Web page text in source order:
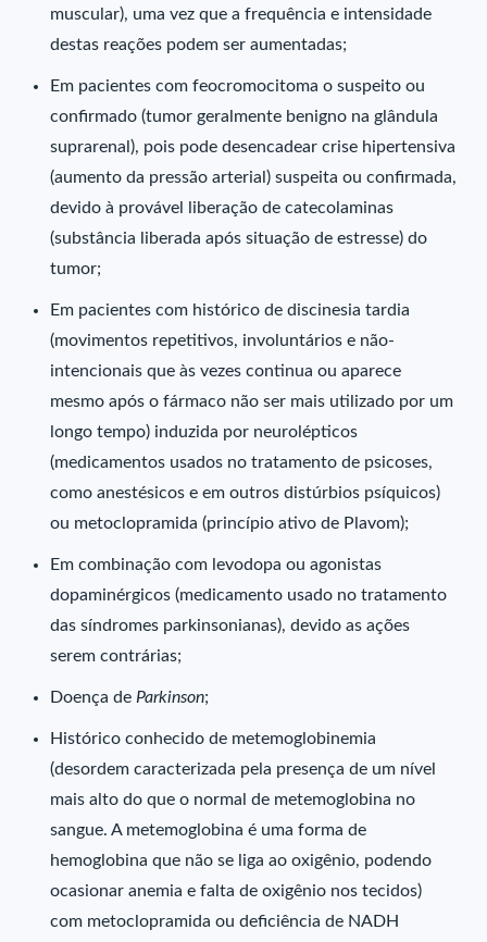
muscular), uma vez que a frequência e intensidade
destas reações podem ser aumentadas;
Em pacientes com feocromocitoma o suspeito ou
confirmado (tumor geralmente benigno na glândula
suprarenal), pois pode desencadear crise hipertensiva
(aumento da pressão arterial) suspeita ou confirmada,
devido à provável liberação de catecolaminas
(substância liberada após situação de estresse) do
tumor;
Em pacientes com histórico de discinesia tardia
(movimentos repetitivos, involuntários e não-
intencionais que às vezes continua ou aparece
mesmo após o fármaco não ser mais utilizado por um
longo tempo) induzida por neurolépticos
(medicamentos usados no tratamento de psicoses,
como anestésicos e em outros distúrbios psíquicos)
ou metoclopramida (princípio ativo de Plavom);
Em combinação com levodopa ou agonistas
dopaminérgicos (medicamento usado no tratamento
das síndromes parkinsonianas), devido as ações
serem contrárias;
Doença de Parkinson;
Histórico conhecido de metemoglobinemia
(desordem caracterizada pela presença de um nível
mais alto do que o normal de metemoglobina no
sangue. A metemoglobina é uma forma de
hemoglobina que não se liga ao oxigênio, podendo
ocasionar anemia e falta de oxigênio nos tecidos)
com metoclopramida ou deficiência de NADH